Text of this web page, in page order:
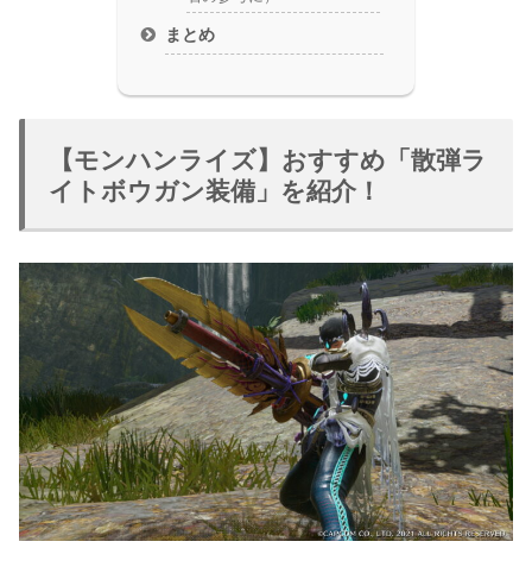
まとめ
【モンハンライズ】おすすめ「散弾ラ
イトボウガン装備」を紹介！